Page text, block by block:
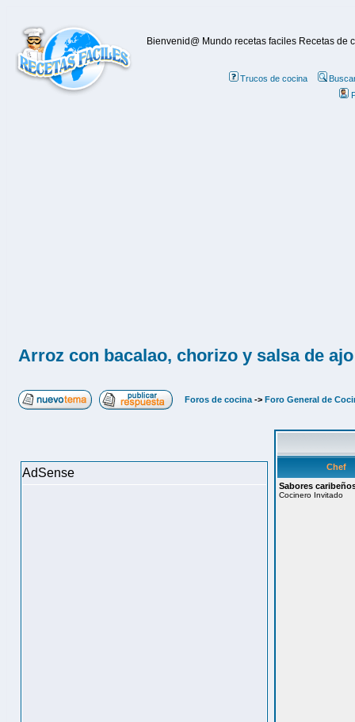
Bienvenid@ Mundo recetas faciles Recetas de
Trucos de cocina
Arroz con bacalao, chorizo y salsa de ajo
Foros de cocina -> Foro General de
AdSense
Chef
Sabores
Cocinero Invitado